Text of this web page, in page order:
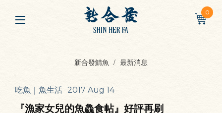
0
新合發鯖魚 最新消息
吃魚｜魚生活 2017 Aug 14
『漁家女兒的魚鱻食帖』好評再刷